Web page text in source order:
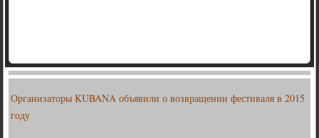
Организаторы KUBANA объявили о возвращении фестиваля в 2015
году